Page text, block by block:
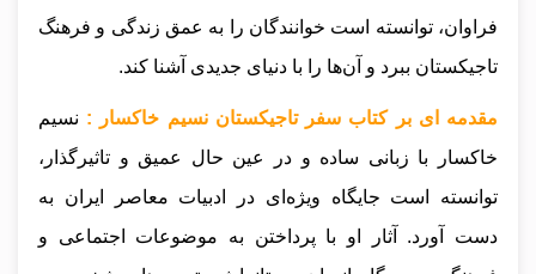
فراوان، توانسته است خوانندگان را به عمق زندگی و فرهنگ
تاجیکستان ببرد و آن‌ها را با دنیای جدیدی آشنا کند.
مقدمه ای بر کتاب سفر تاجیکستان نسیم خاکسار : نسیم
خاکسار با زبانی ساده و در عین حال عمیق و تاثیرگذار،
توانسته است جایگاه ویژه‌ای در ادبیات معاصر ایران به
دست آورد. آثار او با پرداختن به موضوعات اجتماعی و